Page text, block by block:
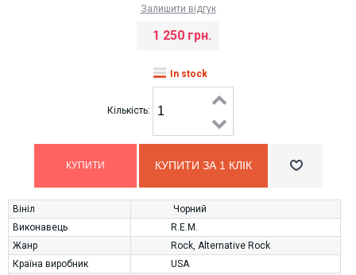
Залишити відгук
1 250 грн.
In stock
Кількість:
КУПИТИ ЗА 1 КЛIК
Вініл
Чорний
Виконавець
R.E.M.
Жанр
Rock Alternative Rock
Країна виробник
USA